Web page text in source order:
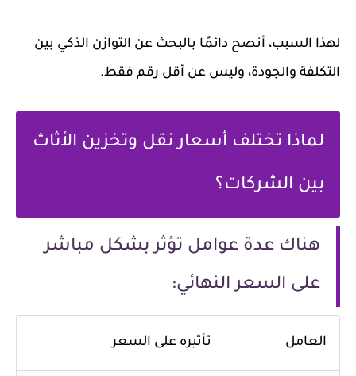
لهذا السبب، أنصح دائمًا بالبحث عن التوازن الذكي بين
التكلفة والجودة، وليس عن أقل رقم فقط.
لماذا تختلف أسعار نقل وتخزين الأثاث
بين الشركات؟
هناك عدة عوامل تؤثر بشكل مباشر
على السعر النهائي:
العامل تأثيره على السعر